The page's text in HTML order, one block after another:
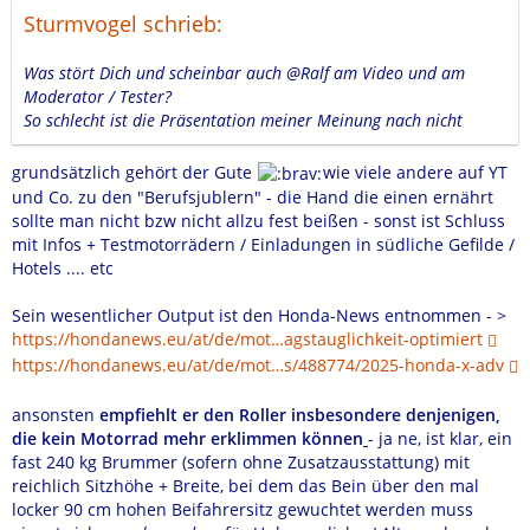
Sturmvogel schrieb:
Was stört Dich und scheinbar auch @Ralf am Video und am
Moderator / Tester?
So schlecht ist die Präsentation meiner Meinung nach nicht
grundsätzlich gehört der Gute
wie viele andere auf YT
und Co. zu den "Berufsjublern" - die Hand die einen ernährt
sollte man nicht bzw nicht allzu fest beißen - sonst ist Schluss
mit Infos + Testmotorrädern / Einladungen in südliche Gefilde /
Hotels .... etc
Sein wesentlicher Output ist den Honda-News entnommen - >
https://hondanews.eu/at/de/mot…agstauglichkeit-optimiert
https://hondanews.eu/at/de/mot…s/488774/2025-honda-x-adv
ansonsten empfiehlt er den Roller insbesondere denjenigen,
die kein Motorrad mehr erklimmen können - ja ne, ist klar, ein
fast 240 kg Brummer (sofern ohne Zusatzausstattung) mit
reichlich Sitzhöhe + Breite, bei dem das Bein über den mal
locker 90 cm hohen Beifahrersitz gewuchtet werden muss